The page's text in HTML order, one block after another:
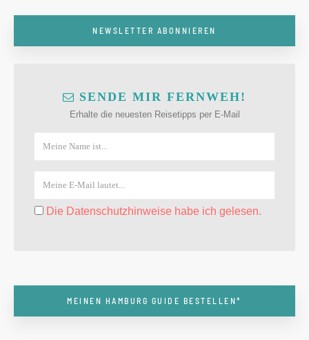
NEWSLETTER ABONNIEREN
SENDE MIR FERNWEH!
Erhalte die neuesten Reisetipps per E-Mail
Die Datenschutzhinweise habe ich gelesen.
MEINEN HAMBURG GUIDE BESTELLEN*